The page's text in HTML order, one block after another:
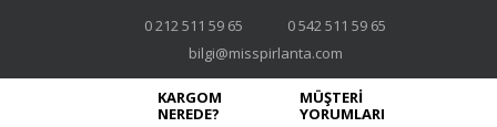
0 212 511 59 65
0 542 511 59 65
bilgi@misspirlanta.com
KARGOM
NEREDE?
MÜŞTERİ
YORUMLARI